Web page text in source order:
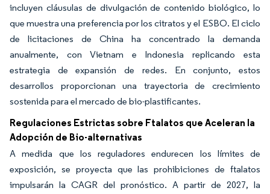
incluyen cláusulas de divulgación de contenido biológico, lo
que muestra una preferencia por los citratos y el ESBO. El ciclo
de licitaciones de China ha concentrado la demanda
anualmente, con Vietnam e Indonesia replicando esta
estrategia de expansión de redes. En conjunto, estos
desarrollos proporcionan una trayectoria de crecimiento
sostenida para el mercado de bio-plastificantes.
Regulaciones Estrictas sobre Ftalatos que Aceleran la
Adopción de Bio-alternativas
A medida que los reguladores endurecen los límites de
exposición, se proyecta que las prohibiciones de ftalatos
impulsarán la CAGR del pronóstico. A partir de 2027, la